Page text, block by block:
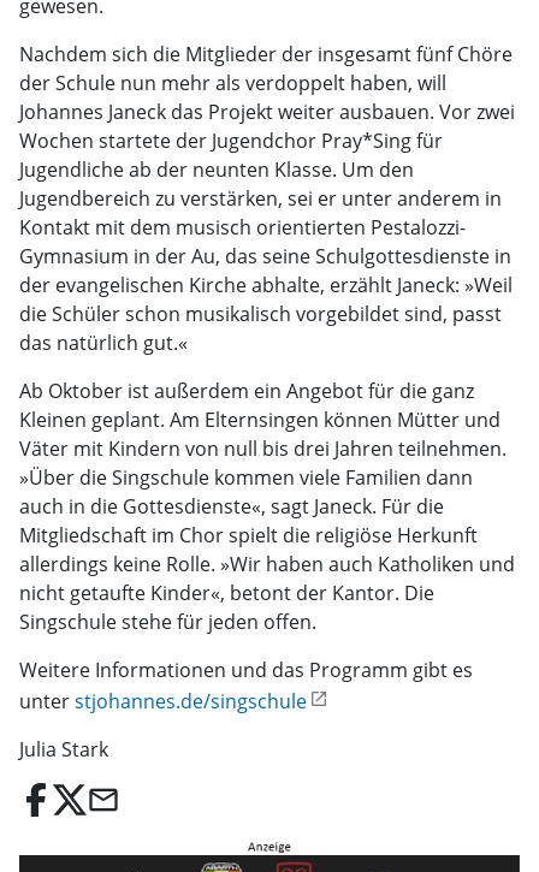
gewesen.
Nachdem sich die Mitglieder der insgesamt fünf Chöre
der Schule nun mehr als verdoppelt haben, will
Johannes Janeck das Projekt weiter ausbauen. Vor zwei
Wochen startete der Jugendchor Pray*Sing für
Jugendliche ab der neunten Klasse. Um den
Jugendbereich zu verstärken, sei er unter anderem in
Kontakt mit dem musisch orientierten Pestalozzi-
Gymnasium in der Au, das seine Schulgottesdienste in
der evangelischen Kirche abhalte, erzählt Janeck: »Weil
die Schüler schon musikalisch vorgebildet sind, passt
das natürlich gut.«
Ab Oktober ist außerdem ein Angebot für die ganz
Kleinen geplant. Am Elternsingen können Mütter und
Väter mit Kindern von null bis drei Jahren teilnehmen.
»Über die Singschule kommen viele Familien dann
auch in die Gottesdienste«, sagt Janeck. Für die
Mitgliedschaft im Chor spielt die religiöse Herkunft
allerdings keine Rolle. »Wir haben auch Katholiken und
nicht getaufte Kinder«, betont der Kantor. Die
Singschule stehe für jeden offen.
Weitere Informationen und das Programm gibt es
unterstjohannes.de/singschule
Julia Stark
email